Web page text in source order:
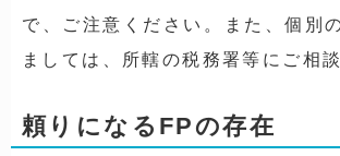
で、ご注意ください。また、個別
ましては、所轄の税務署等にご相
頼りになるFPの存在